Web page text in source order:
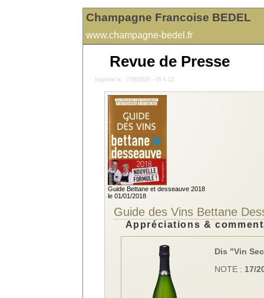
Champagne Francoise BEDEL
www.champagne-bedel.fr
Revue de Presse
Imprimé le : 7/08/2026 - 05 h 12.
Guide Bettane et desseauve 2018
le 01/01/2018
Guide des Vins Bettane
Appréciations &
Dis "Vin
NOTE : 17/